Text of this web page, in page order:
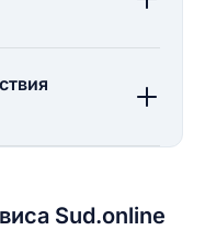
Sud.online